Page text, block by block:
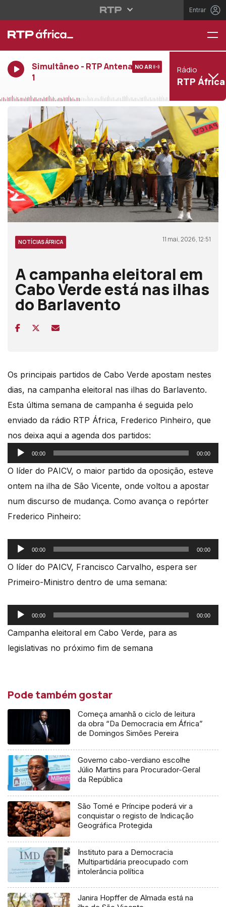
Entrar
Simultâneo - RTP Antena
1
NO AR Rádio
RTP África
NOTÍCIAS ÁFRICA 11 mai, 2026, 12:51
A campanha eleitoral em
Cabo Verde está nas ilhas
do Barlavento
Os principais partidos de Cabo Verde apostam nestes
dias, na campanha eleitoral nas ilhas do Barlavento.
Esta última semana de campanha é seguida pelo
enviado da rádio RTP África, Frederico Pinheiro, que
nos deixa aqui a agenda dos partidos:
Reprodutor
de
00:00 00:00
O líder do PAICV, o maior partido da oposição, esteve
ontem na ilha de São Vicente, onde voltou a apostar
num discurso de mudança. Como avança o repórter
Frederico Pinheiro:
Reprodutor
de
00:00 00:00
O líder do PAICV, Francisco Carvalho, espera ser
Primeiro-Ministro dentro de uma semana:
Reprodutor
de
00:00 00:00
Campanha eleitoral em Cabo Verde, para as
legislativas no próximo fim de semana
Pode também gostar
Começa amanhã o ciclo de leitura
da obra “Da Democracia em África”
de Domingos Simões Pereira
Governo cabo-verdiano escolhe
Júlio Martins para Procurador-Geral
da República
São Tomé e Príncipe poderá vir a
conquistar o registo de Indicação
Geográfica Protegida
Instituto para a Democracia
Multipartidária preocupado com
intolerância política
Janira Hopffer de Almada está na